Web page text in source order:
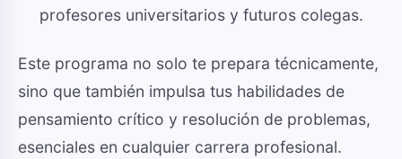
profesores universitarios y futuros colegas.
Este programa no solo te prepara técnicamente,
sino que también impulsa tus habilidades de
pensamiento crítico y resolución de problemas,
esenciales en cualquier carrera profesional.